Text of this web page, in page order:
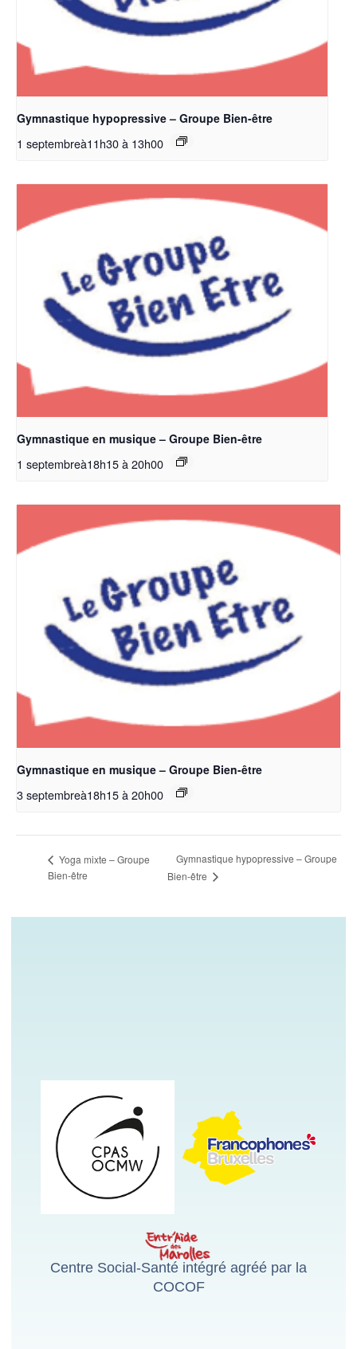
Gymnastique hypopressive – Groupe Bien-être
1 septembreà11h30à 13h00
Gymnastique en musique – Groupe Bien-être
1 septembreà18h15à20h00
Gymnastique en musique – Groupe Bien-être
3 septembreà18h15à20h00
Yoga mixte – Groupe
Bien-être
Gymnastique hypopressive – Groupe
Bien-être
Centre Social-Santé intégré agréé par la
COCOF